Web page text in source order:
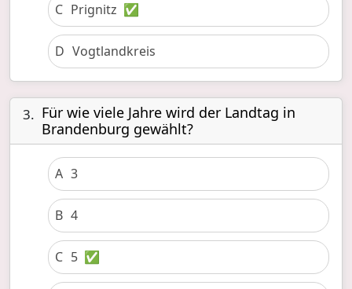
C Prignitz ✅
D Vogtlandkreis
3. Für wie viele Jahre wird der Landtag in
Brandenburg gewählt?
A 3
B 4
C 5 ✅